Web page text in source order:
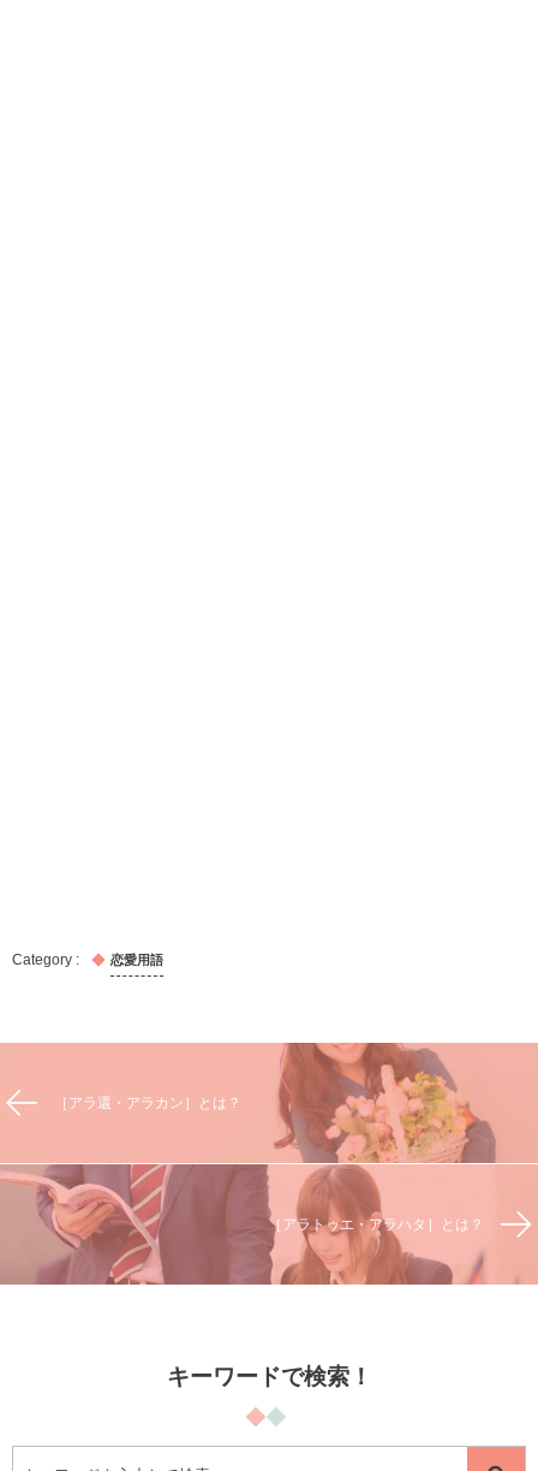
恋愛用語
［アラ還・アラカン］とは？
［アラトゥエ・アラハタ］とは？
キーワードで検索！